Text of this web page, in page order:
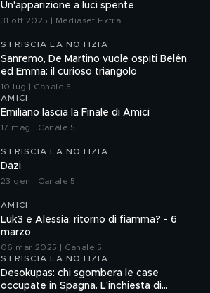
Un'apparizione a luci spente
31 ott 2025 | Mediaset Extra
STRISCIA LA NOTIZIA
Sanremo, De Martino vuole ospiti Belén
ed Emma: il curioso triangolo
10 lug | Canale 5
AMICI
Emiliano lascia la Finale di Amici
17 mag | Canale 5
STRISCIA LA NOTIZIA
Dazi
23 gen | Canale 5
AMICI
Luk3 e Alessia: ritorno di fiamma? - 6
marzo
06 mar 2025 | Canale 5
STRISCIA LA NOTIZIA
Desokupas: chi sgombera le case
occupate in Spagna. L'inchiesta di